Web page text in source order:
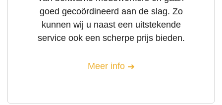
goed gecoördineerd aan de slag. Zo
kunnen wij u naast een uitstekende
service ook een scherpe prijs bieden.
Meer info